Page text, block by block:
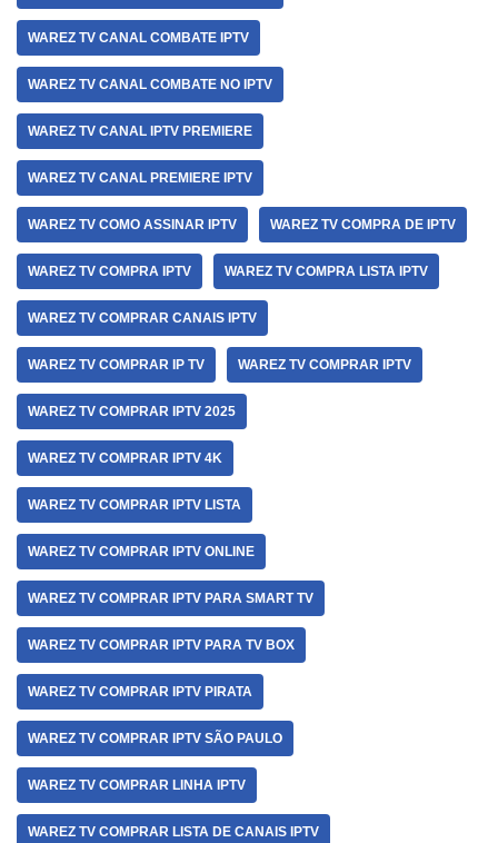
WAREZ TV CANAL COMBATE IPTV
WAREZ TV CANAL COMBATE NO IPTV
WAREZ TV CANAL IPTV PREMIERE
WAREZ TV CANAL PREMIERE IPTV
WAREZ TV COMO ASSINAR IPTV WAREZ TV COMPRA DE IPTV
WAREZ TV COMPRA IPTV WAREZ TV COMPRA LISTA IPTV
WAREZ TV COMPRAR CANAIS IPTV
WAREZ TV COMPRAR IP TV WAREZ TV COMPRAR IPTV
WAREZ TV COMPRAR IPTV 2025
WAREZ TV COMPRAR IPTV 4K
WAREZ TV COMPRAR IPTV LISTA
WAREZ TV COMPRAR IPTV ONLINE
WAREZ TV COMPRAR IPTV PARA SMART TV
WAREZ TV COMPRAR IPTV PARA TV BOX
WAREZ TV COMPRAR IPTV PIRATA
WAREZ TV COMPRAR IPTV SÃO PAULO
WAREZ TV COMPRAR LINHA IPTV
WAREZ TV COMPRAR LISTA DE CANAIS IPTV